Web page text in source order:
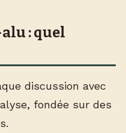
: quel
discussion avec
fondée sur des